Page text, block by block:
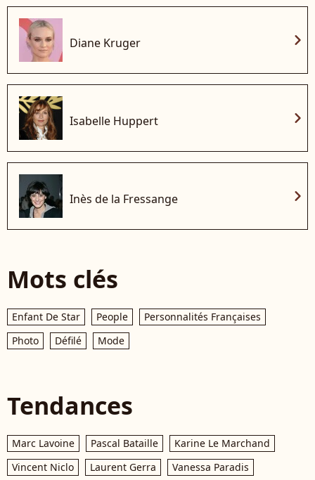
Diane Kruger chevron_right
Isabelle Huppert chevron_right
Inès de la Fressange chevron_right
Mots clés
Enfant De Star People
Personnalités Françaises
Photo
Défilé Mode
Tendances
Marc Lavoine Pascal Bataille
Karine Le Marchand
Vincent Niclo
Laurent Gerra Vanessa Paradis